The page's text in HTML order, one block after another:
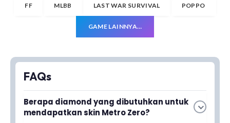
FF MLBB LAST WAR SURVIVAL POPPO
GAME LAINNYA…
FAQs
Berapa diamond yang dibutuhkan untuk
mendapatkan skin Metro Zero?